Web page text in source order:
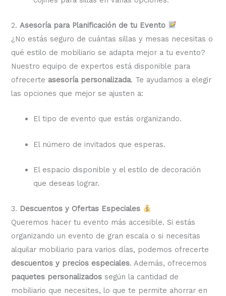
2.Asesoría para Planificación de tu Evento
¿No estás seguro de cuántas sillas y mesas necesitas o
qué estilo de mobiliario se adapta mejor a tu evento?
Nuestro equipo de expertos está disponible para
ofrecerte asesoría personalizada. Te ayudamos a elegir
las opciones que mejor se ajusten a:
El tipo de evento que estás organizando.
El número de invitados que esperas.
El espacio disponible y el estilo de decoración
que deseas lograr.
3. Descuentos y Ofertas Especiales
Queremos hacer tu evento más accesible. Si estás
organizando un evento de gran escala o si necesitas
alquilar mobiliario para varios días, podemos ofrecerte
descuentos y precios especiales. Además, ofrecemos
paquetes personalizados según la cantidad de
mobiliario que necesites, lo que te permite ahorrar en